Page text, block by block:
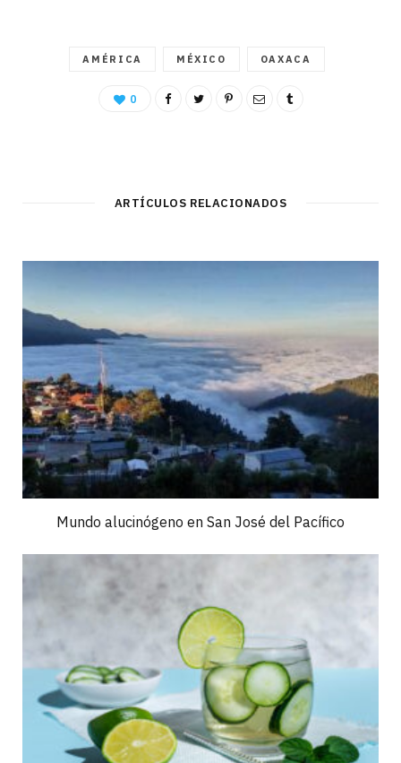
AMÉRICA MÉXICO OAXACA
0
ARTÍCULOS RELACIONADOS
Mundo alucinógeno en San José del Pacífico